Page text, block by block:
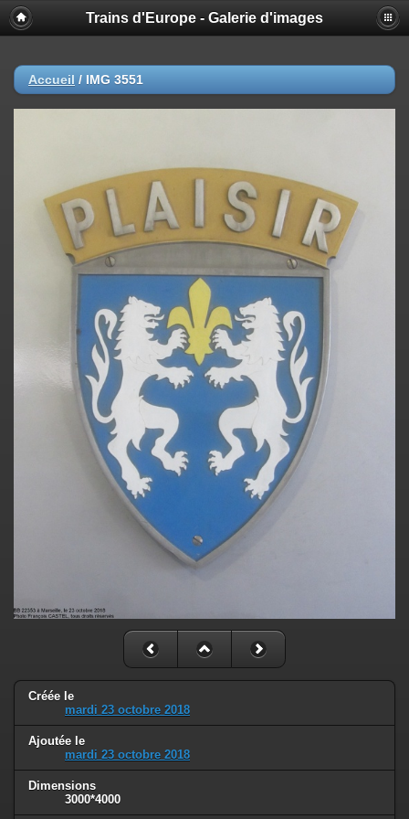
Trains d'Europe - Galerie d'images
Accueil / IMG 3551
Créée le
mardi 23 octobre 2018
Ajoutée le
mardi 23 octobre 2018
Dimensions
3000*4000